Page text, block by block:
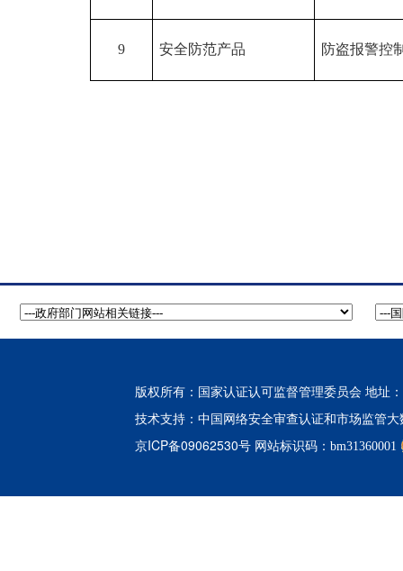
9 安全防范产品 防盗报警控
版权所有：国家认证认可监督管理委员会 地址
技术支持： 中国网络安全审查认证和市场监管
京ICP备09062530号 网站标识码：bm31360001